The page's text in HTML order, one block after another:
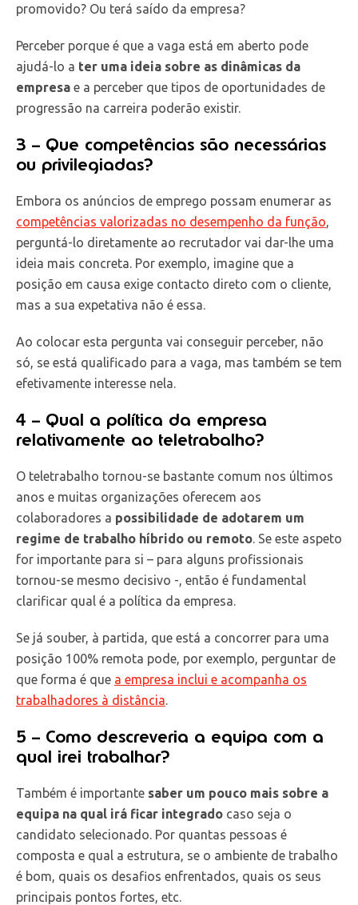
promovido? Ou terá saído da empresa?
Perceber porque é que a vaga está em aberto pode
ajudá-lo a ter uma ideia sobre as dinâmicas da
empresa e a perceber que tipos de oportunidades de
progressão na carreira poderão existir.
3 – Que competências são necessárias
ou privilegiadas?
Embora os anúncios de emprego possam enumerar as
competências valorizadas no desempenho da função
perguntá-lo diretamente ao recrutador vai dar-lhe uma
ideia mais concreta. Por exemplo, imagine que a
posição em causa exige contacto direto com o cliente,
mas a sua expetativa não é essa.
Ao colocar esta pergunta vai conseguir perceber, não
só, se está qualificado para a vaga, mas também se tem
efetivamente interesse nela.
4 – Qual a política da empresa
relativamente ao teletrabalho?
O teletrabalho tornou-se bastante comum nos últimos
anos e muitas organizações oferecem aos
colaboradores a possibilidade de adotarem um
regime de trabalho híbrido ou remoto . Se este aspeto
for importante para si – para alguns profissionais
tornou-se mesmo decisivo -, então é fundamental
clarificar qual é a política da empresa.
Se já souber, à partida, que está a concorrer para uma
posição 100% remota pode, por exemplo, perguntar de
que forma é que a empresa inclui e acompanha os
trabalhadores à distância
5 – Como descreveria a equipa com a
qual irei trabalhar?
Também é importante saber um pouco mais sobre a
equipa na qual irá ficar integrado caso seja o
candidato selecionado. Por quantas pessoas é
composta e qual a estrutura, se o ambiente de trabalho
é bom, quais os desafios enfrentados, quais os seus
principais pontos fortes, etc.